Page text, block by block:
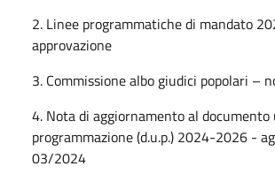
2. Linee programmatiche di mandato
approvazione
3. Commissione albo giudici popolari –
4. Nota di aggiornamento al documento
programmazione (d.u.p.) 2024-2026 -
03/2024